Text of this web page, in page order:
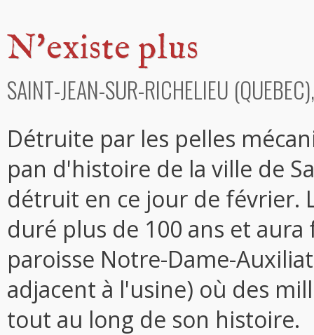
N'existe plus
SAINT-JEAN-SUR-RICHELIEU
Détruite par les pelles
pan d'histoire de la ville de
détruit en ce jour de février.
duré plus de 100 ans et
paroisse Notre-Dame-
adjacent à l'usine) où des
tout au long de son histoire.